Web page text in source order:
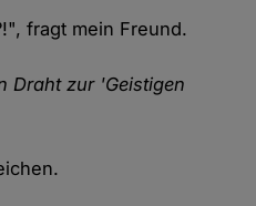
fragt mein Freund.
Draht zur 'Geistigen